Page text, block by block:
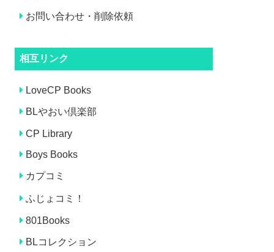
お問い合わせ・削除依頼
相互リンク
LoveCP Books
BLやおい倶楽部
CP Library
Boys Books
カプコミ
ふじょコミ！
801Books
BLコレクション